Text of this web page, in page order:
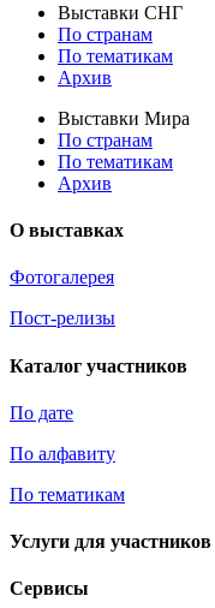
Выставки СНГ
По странам
По тематикам
Архив
Выставки Мира
По странам
По тематикам
Архив
О выставках
Фотогалерея
Пост-релизы
Каталог участников
По дате
По алфавиту
По тематикам
Услуги для участников
Сервисы